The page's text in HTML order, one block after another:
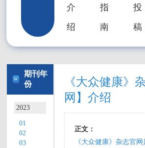
介
绍
指
南
投
稿
»
期刊年
份
2023
01
02
03
《大众健康》
网】介绍
正文：
《大众健康》杂志官